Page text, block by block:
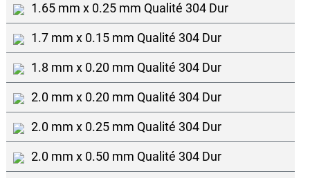
1.65 mm x 0.25 mm Qualité 304 Dur
1.7 mm x 0.15 mm Qualité 304 Dur
1.8 mm x 0.20 mm Qualité 304 Dur
2.0 mm x 0.20 mm Qualité 304 Dur
2.0 mm x 0.25 mm Qualité 304 Dur
2.0 mm x 0.50 mm Qualité 304 Dur